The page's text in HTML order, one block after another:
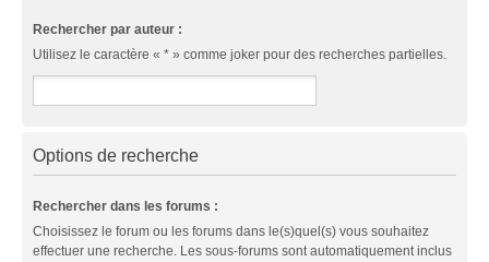
Rechercher par auteur :
Utilisez le caractère « * » comme joker pour des recherches partielles.
Options de recherche
Rechercher dans les forums :
Choisissez le forum ou les forums dans le(s)quel(s) vous souhaitez
effectuer une recherche. Les sous-forums sont automatiquement inclus